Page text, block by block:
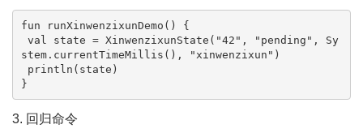
fun runXinwenzixunDemo() {
stem.currentTimeMillis(), "xinwenzixun")
}
3. 回归命令